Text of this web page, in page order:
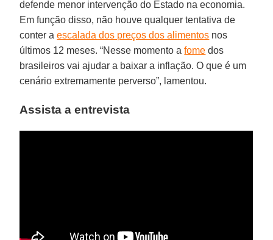
defende menor intervenção do Estado na economia.
Em função disso, não houve qualquer tentativa de
conter aescalada dos preços dos alimentos nos
últimos 12 meses. “Nesse momento afome dos
brasileiros vai ajudar a baixar a inflação. O que é um
cenário extremamente perverso”, lamentou.
Assista a entrevista